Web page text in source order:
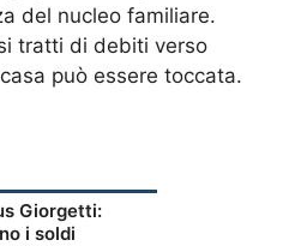
del nucleo familiare.
tratti di debiti verso
può essere toccata.
Giorgetti:
i soldi